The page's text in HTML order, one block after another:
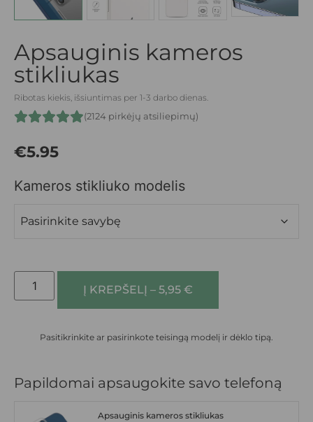
Apsauginis kameros
stikliukas
Ribotas kiekis, išsiuntimas per 1-3 darbo dienas.
(2124 pirkėjų atsiliepimų)
€5.95
Kameros stikliuko modelis
Į KREPŠELĮ – 5,95 €
Pasitikrinkite ar pasirinkote teisingą modelį ir dėklo tipą.
Papildomai apsaugokite savo telefoną
Apsauginis kameros stikliukas